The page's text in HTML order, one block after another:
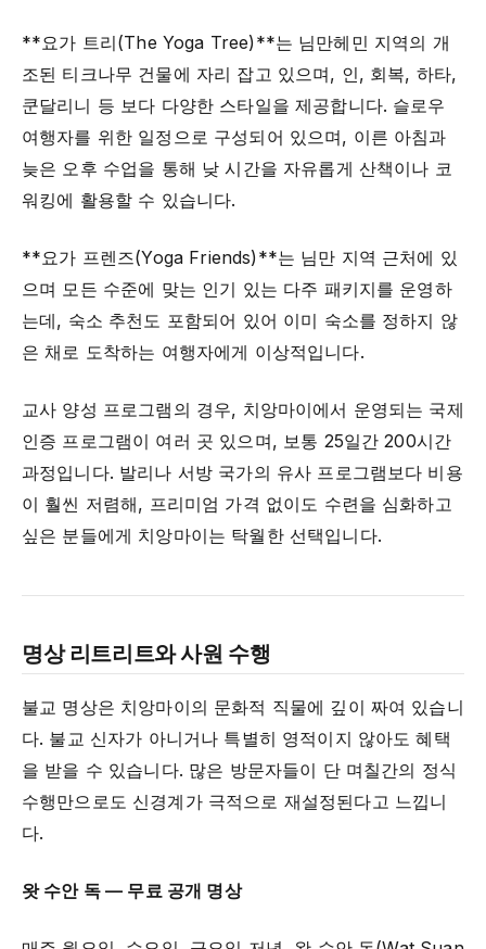
**요가 트리(The Yoga Tree)**는 님만헤민 지역의 개
조된 티크나무 건물에 자리 잡고 있으며, 인, 회복, 하타,
쿤달리니 등 보다 다양한 스타일을 제공합니다. 슬로우
여행자를 위한 일정으로 구성되어 있으며, 이른 아침과
늦은 오후 수업을 통해 낮 시간을 자유롭게 산책이나 코
워킹에 활용할 수 있습니다.
**요가 프렌즈(Yoga Friends)**는 님만 지역 근처에 있
으며 모든 수준에 맞는 인기 있는 다주 패키지를 운영하
는데, 숙소 추천도 포함되어 있어 이미 숙소를 정하지 않
은 채로 도착하는 여행자에게 이상적입니다.
교사 양성 프로그램의 경우, 치앙마이에서 운영되는 국제
인증 프로그램이 여러 곳 있으며, 보통 25일간 200시간
과정입니다. 발리나 서방 국가의 유사 프로그램보다 비용
이 훨씬 저렴해, 프리미엄 가격 없이도 수련을 심화하고
싶은 분들에게 치앙마이는 탁월한 선택입니다.
명상 리트리트와 사원 수행
불교 명상은 치앙마이의 문화적 직물에 깊이 짜여 있습니
다. 불교 신자가 아니거나 특별히 영적이지 않아도 혜택
을 받을 수 있습니다. 많은 방문자들이 단 며칠간의 정식
수행만으로도 신경계가 극적으로 재설정된다고 느낍니
다.
왓 수안 독 — 무료 공개 명상